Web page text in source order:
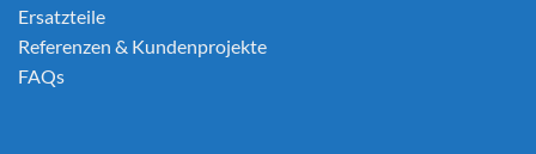
Ersatzteile
Referenzen & Kundenprojekte
FAQs